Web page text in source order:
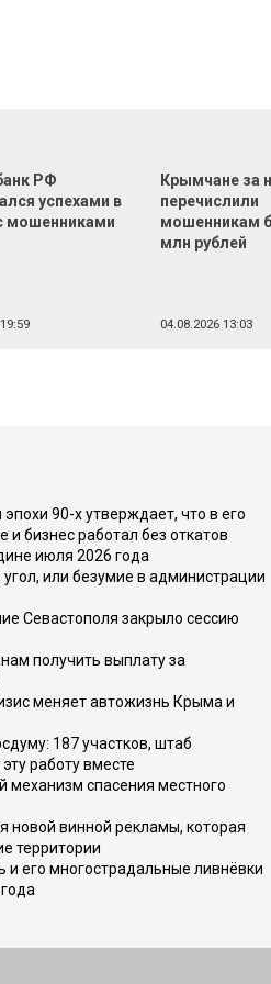
РФ
успехами в
мошенниками
Крымчане за
перечислили
мошенникам
млн рублей
04.08.2026 13:03
90-х утверждает, что в его
бизнес работал без откатов
июля 2026 года
или безумие в администрации
Севастополя закрыло сессию
получить выплату за
меняет автожизнь Крыма и
187 участков, штаб
работу вместе
механизм спасения местного
новой винной рекламы, которая
территории
и его многострадальные ливнёвки